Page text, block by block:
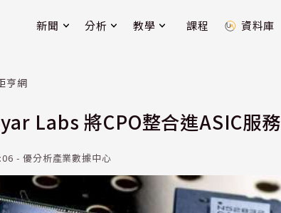
新聞 分析 教學 課程 資料庫
亨網
Labs 將CPO整合進ASIC服務
- 優分析產業數據中心